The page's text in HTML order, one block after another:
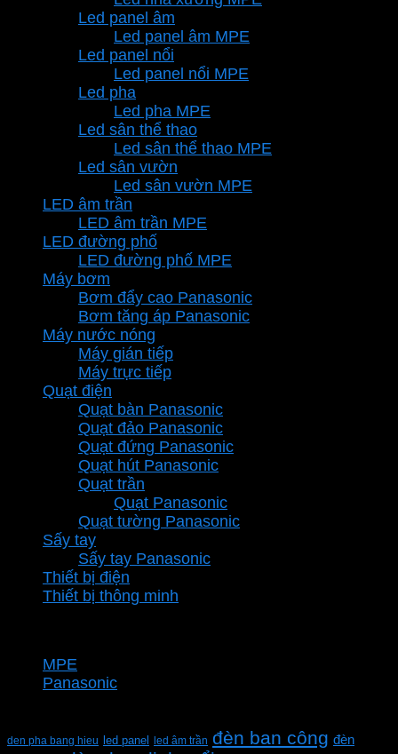
Led panel âm
Led panel âm MPE
Led panel nổi
Led panel nổi MPE
Led pha
Led pha MPE
Led sân thể thao
Led sân thể thao MPE
Led sân vườn
Led sân vườn MPE
LED âm trần
LED âm trần MPE
LED đường phố
LED đường phố MPE
Máy bơm
Bơm đẩy cao Panasonic
Bơm tăng áp Panasonic
Máy nước nóng
Máy gián tiếp
Máy trực tiếp
Quạt điện
Quạt bàn Panasonic
Quạt đảo Panasonic
Quạt đứng Panasonic
Quạt hút Panasonic
Quạt trần
Quạt Panasonic
Quạt tường Panasonic
Sấy tay
Sấy tay Panasonic
Thiết bị điện
Thiết bị thông minh
MPE
Panasonic
den pha bang hieu led panel led âm trần đèn ban công đèn